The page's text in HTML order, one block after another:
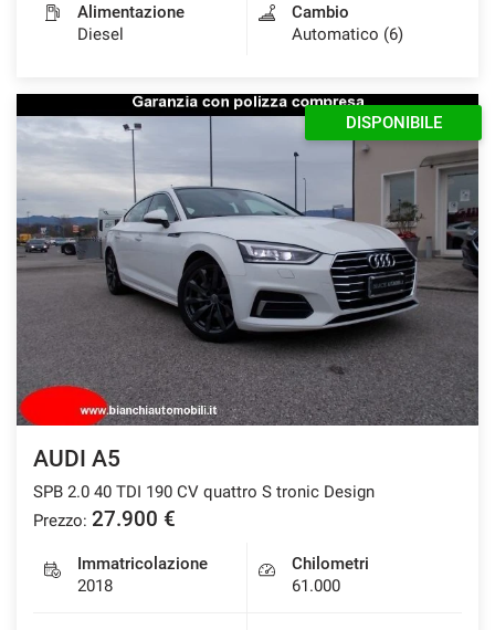
Alimentazione
Diesel
Cambio
Automatico (6)
DISPONIBILE
AUDI A5
SPB 2.0 40 TDI 190 CV quattro S tronic Design
Prezzo: 27.900 €
Immatricolazione
2018
Chilometri
61.000